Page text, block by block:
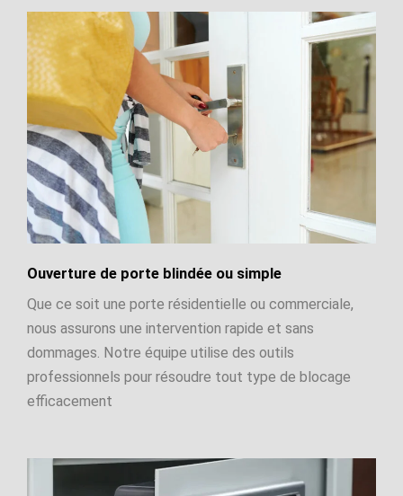
Ouverture de porte blindée ou simple
Que ce soit une porte résidentielle ou commerciale,
nous assurons une intervention rapide et sans
dommages. Notre équipe utilise des outils
professionnels pour résoudre tout type de blocage
efficacement